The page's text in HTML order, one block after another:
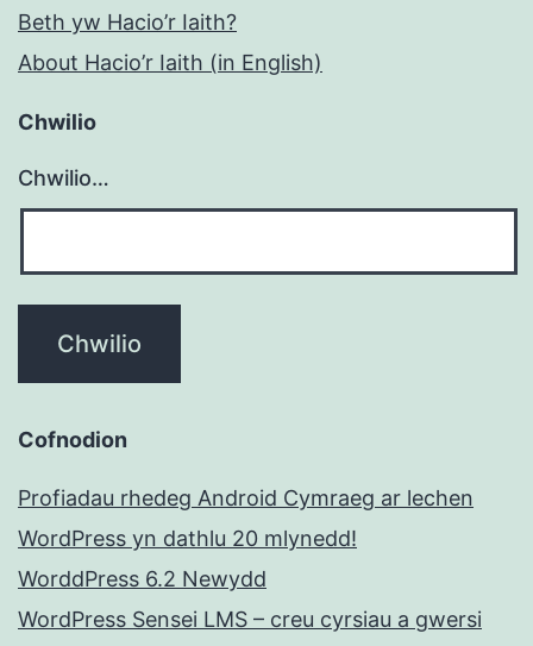
Beth yw Hacio’r Iaith?
About Hacio’r Iaith (in English)
Chwilio
Chwilio…
Cofnodion
Profiadau rhedeg Android Cymraeg ar lechen
WordPress yn dathlu 20 mlynedd!
WorddPress 6.2 Newydd
WordPress Sensei LMS – creu cyrsiau a gwersi